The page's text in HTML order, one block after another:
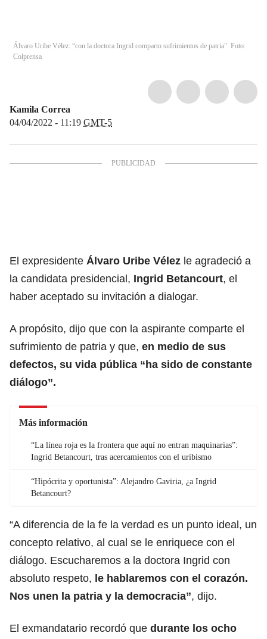
Álvaro Uribe Vélez: “con la doctora Ingrid comparto sufrimientos de patria". Foto:
Colprensa
Kamila Correa
04/04/2022 - 11:19 GMT-5
El expresidente Álvaro Uribe Vélez le agradeció a
la candidata presidencial, Ingrid Betancourt, el
haber aceptado su invitación a dialogar.
A propósito, dijo que con la aspirante comparte el
sufrimiento de patria y que, en medio de sus
defectos, su vida pública “ha sido de constante
diálogo”.
Más información
“La línea roja es la frontera que aquí no entran maquinarias”:
Ingrid Betancourt, tras acercamientos con el uribismo
“Hipócrita y oportunista”: Alejandro Gaviria, ¿a Ingrid
Betancourt?
“A diferencia de la fe la verdad es un punto ideal, un
concepto relativo, al cual se le enriquece con el
diálogo. Escucharemos a la doctora Ingrid con
absoluto respeto, le hablaremos con el corazón.
Nos unen la patria y la democracia”, dijo.
El exmandatario recordó que durante los ocho